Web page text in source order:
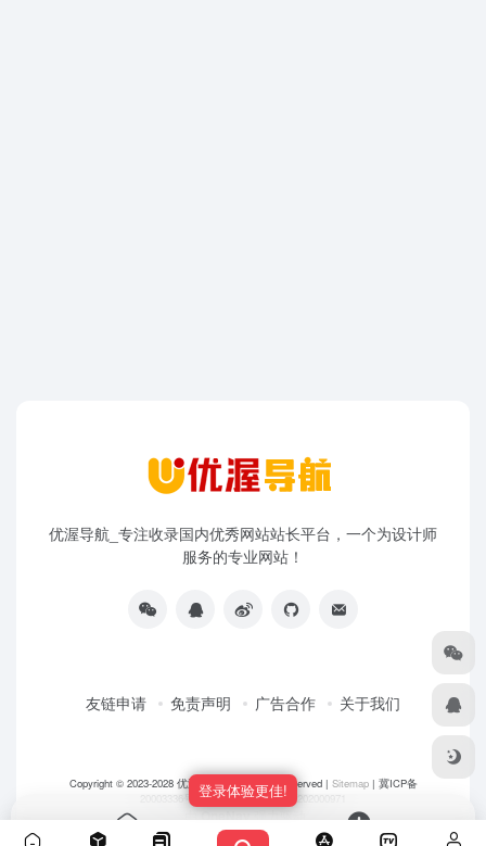
优渥导航_专注收录国内优秀网站站长平台，一个为设计师
服务的专业网站！
友链申请 免责声明 广告合作 关于我们
Copyright © 2023-2028 优渥导航网- All rights reserved | Sitemap| 冀ICP备
20003336号-5|冀公网安备 13108202000971
OneNav强力驱动
登录体验更佳!